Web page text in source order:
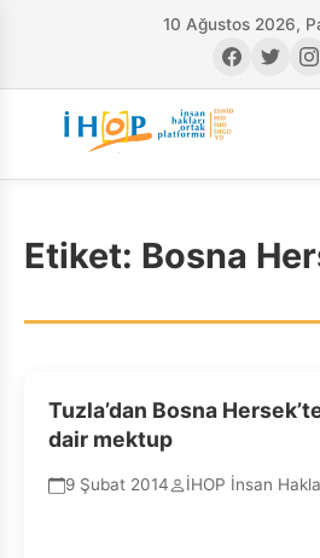
10 Ağustos 2026,
Etiket: Bosna
Tuzla’dan Bosna
dair mektup
9 Şubat 2014 İHOP İnsan